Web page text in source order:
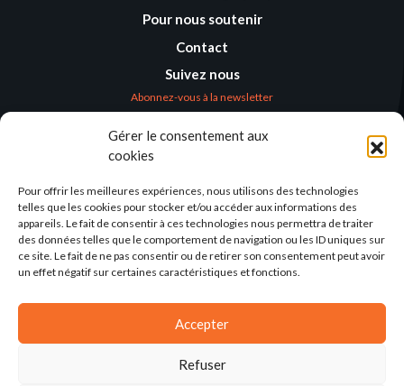
Gérer le consentement aux
cookies
Pour offrir les meilleures expériences, nous utilisons des technologies
telles que les cookies pour stocker et/ou accéder aux informations des
appareils. Le fait de consentir à ces technologies nous permettra de traiter
des données telles que le comportement de navigation ou les ID uniques sur
ce site. Le fait de ne pas consentir ou de retirer son consentement peut avoir
un effet négatif sur certaines caractéristiques et fonctions.
Accepter
Refuser
Pour nous soutenir
Contact
Suivez nous
Abonnez-vous à la newsletter
Humanitaires –
Humanitarian
Alternatives
138 avenue des Frères
Lumière – CS 88379